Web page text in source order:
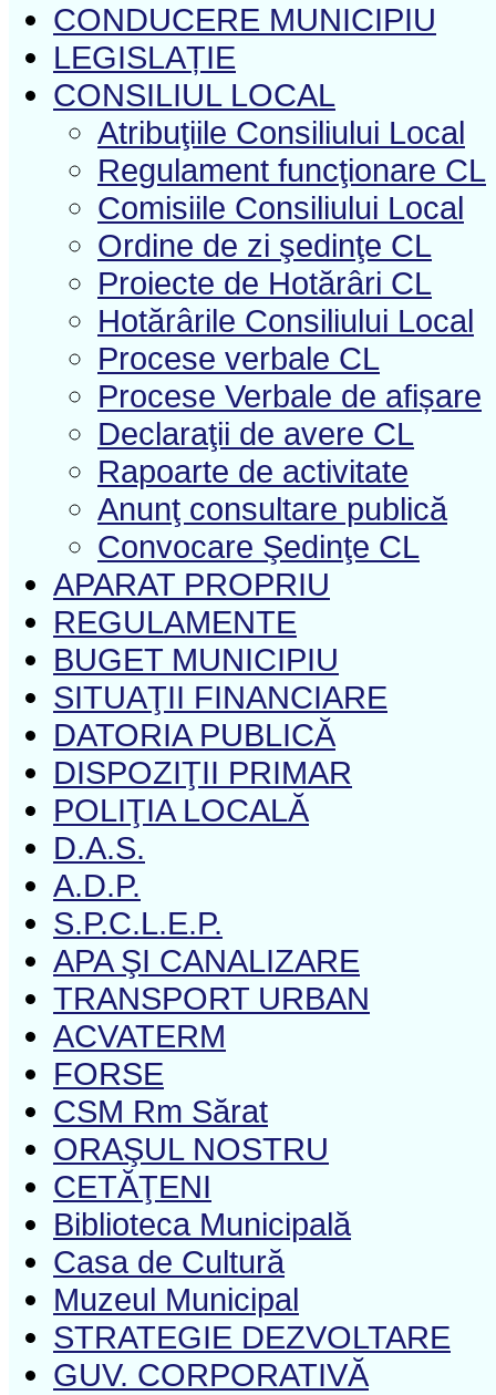
CONDUCERE MUNICIPIU
LEGISLAȚIE
CONSILIUL LOCAL
Atribuţiile Consiliului Local
Regulament funcţionare CL
Comisiile Consiliului Local
Ordine de zi şedinţe CL
Proiecte de Hotărâri CL
Hotărârile Consiliului Local
Procese verbale CL
Procese Verbale de afișare
Declaraţii de avere CL
Rapoarte de activitate
Anunţ consultare publică
Convocare Şedinţe CL
APARAT PROPRIU
REGULAMENTE
BUGET MUNICIPIU
SITUAŢII FINANCIARE
DATORIA PUBLICĂ
DISPOZIŢII PRIMAR
POLIŢIA LOCALĂ
D.A.S.
A.D.P.
S.P.C.L.E.P.
APA ŞI CANALIZARE
TRANSPORT URBAN
ACVATERM
FORSE
CSM Rm Sărat
ORAŞUL NOSTRU
CETĂŢENI
Biblioteca Municipală
Casa de Cultură
Muzeul Municipal
STRATEGIE DEZVOLTARE
GUV. CORPORATIVĂ